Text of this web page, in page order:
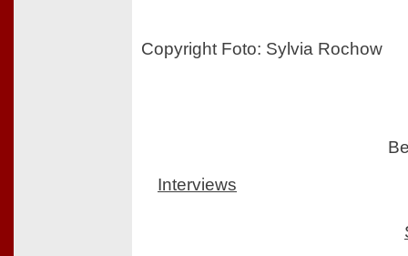
Copyright Foto: Sylvia Rochow
Interviews